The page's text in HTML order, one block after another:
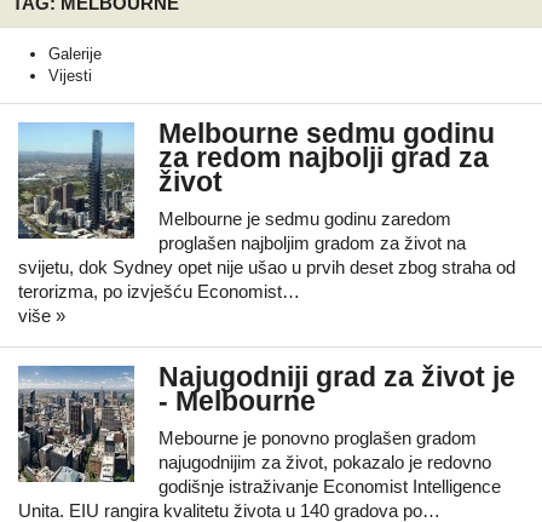
Galerije
Vijesti
Melbourne sedmu godinu
za redom najbolji grad za
život
Melbourne je sedmu godinu zaredom
proglašen najboljim gradom za život na
svijetu, dok Sydney opet nije ušao u prvih deset zbog straha od
terorizma, po izvješću Economist…
više »
Najugodniji grad za život je
- Melbourne
Mebourne je ponovno proglašen gradom
najugodnijim za život, pokazalo je redovno
godišnje istraživanje Economist Intelligence
Unita. EIU rangira kvalitetu života u 140 gradova po…